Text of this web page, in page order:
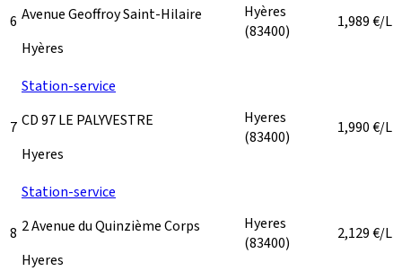
6 Avenue Geoffroy Saint-Hilaire
Hyères
Hyères
(83400)
1,989€/L
7
Station-service
CD 97 LE PALYVESTRE
Hyeres
Hyeres
(83400)
1,990€/L
8
Station-service
2 Avenue du Quinzième Corps
Hyeres
Hyeres
(83400)
2,129€/L